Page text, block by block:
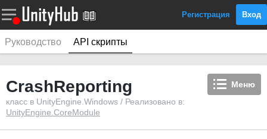
Регистрация Вход
Руководство API скрипты
Меню
CrashReporting
класс в UnityEngine.Windows / Реализовано в:
UnityEngine.CoreModule